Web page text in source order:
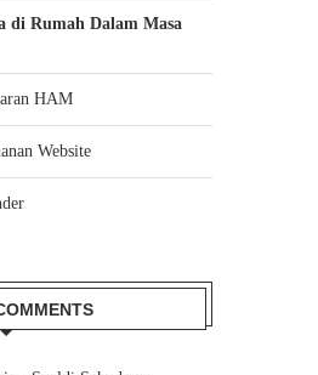
di Rumah Dalam Masa
HAM
Website